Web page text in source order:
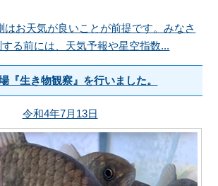
はお天気が良いことが前提です。みなさ
る前には、天気予報や星空指数...
『生き物観察』を行いました。
令和4年7月13日